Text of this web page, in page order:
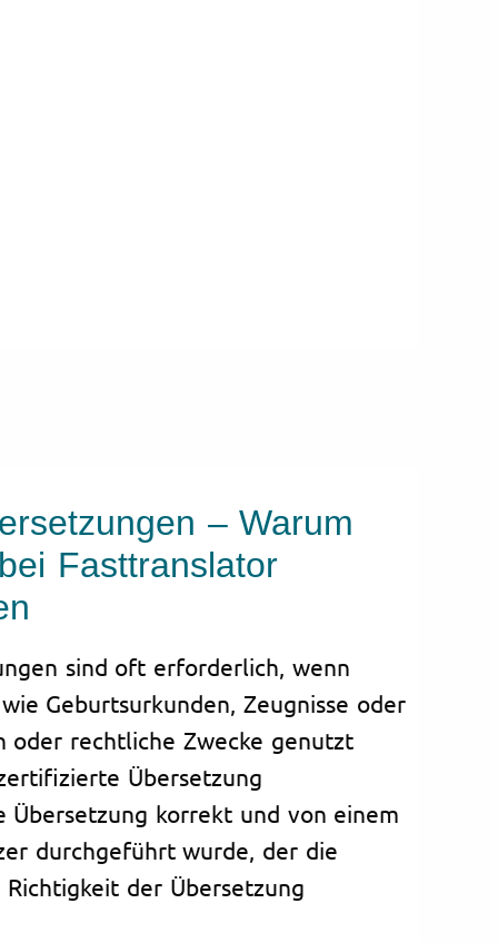
– Warum
Fasttranslator
sind oft erforderlich, wenn
Geburtsurkunden, Zeugnisse oder
oder rechtliche Zwecke genutzt
Übersetzung
Übersetzung korrekt und von einem
durchgeführt wurde, der die
der Übersetzung